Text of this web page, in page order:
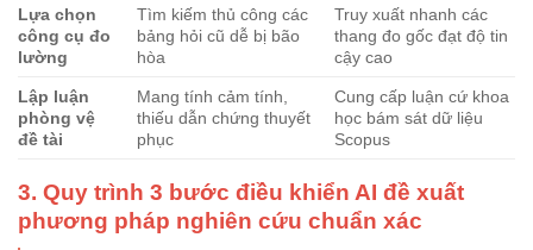
Lựa chọn
công cụ đo
lường
Tìm kiếm thủ công các
bảng hỏi cũ dễ bị bão
hòa
Truy xuất nhanh các
thang đo gốc đạt độ tin
cậy cao
Lập luận
phòng vệ
đề tài
Mang tính cảm tính,
thiếu dẫn chứng thuyết
phục
Cung cấp luận cứ khoa
học bám sát dữ liệu
Scopus
3. Quy trình 3 bước điều khiển AI đề xuất
phương pháp nghiên cứu chuẩn xác